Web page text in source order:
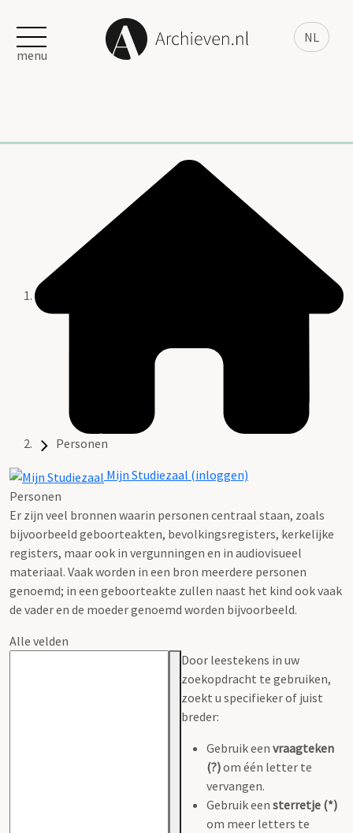
NL
menu
Personen
Mijn Studiezaal (inloggen)
Personen
Er zijn veel bronnen waarin personen centraal staan, zoals
bijvoorbeeld geboorteakten, bevolkingsregisters, kerkelijke
registers, maar ook in vergunningen en in audiovisueel
materiaal. Vaak worden in een bron meerdere personen
genoemd; in een geboorteakte zullen naast het kind ook vaak
de vader en de moeder genoemd worden bijvoorbeeld.
Alle velden
Door leestekens in uw
zoekopdracht te gebruiken,
zoekt u specifieker of juist
breder:
Gebruik een vraagteken
(?)om één letter te
vervangen.
Gebruik een sterretje (*)
om meer letters te